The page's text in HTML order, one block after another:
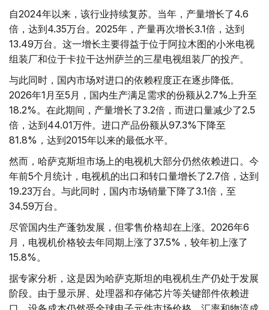
自2024年以来，该行业持续复苏。当年，产量增长了4.6
倍，达到4.35万台。2025年，产量再次增长3.1倍，达到
13.49万台。这一增长主要得益于位于阿拉木图的小米电视
组装厂和位于卡拉干达州萨兰的三星电视组装厂的投产。
与此同时，国内市场对进口的依赖程度正在逐步降低。
2026年1月至5月，国内生产满足需求的份额从2.7%上升至
18.2%。在此期间，产量增长了3.2倍，而进口量减少了2.5
倍，达到44.01万件。进口产品份额从97.3%下降至
81.8%，达到2015年以来的最低水平。
然而，哈萨克斯坦市场上的电视机大部分仍然依赖进口。今
年前5个月统计，电视机的出口和转口量增长了2.7倍，达到
19.23万台。与此同时，国内市场销量下降了3.1倍，至
34.59万台。
尽管国内生产蓬勃发展，但零售价格却在上涨。2026年6
月，电视机价格较去年同期上涨了37.5%，较年初上涨了
15.8%。
据专家分析，这是因为哈萨克斯坦的电视机生产仍处于发展
阶段。由于显示屏、处理器和存储芯片等关键部件依赖进